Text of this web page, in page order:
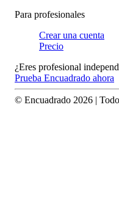
Para profesionales
Crear una cuenta
Precio
¿Eres profesional
Prueba Encuadrado ahora
© Encuadrado 2026 |